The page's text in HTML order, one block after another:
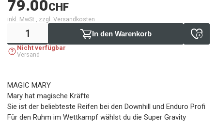
79.00CHF
inkl. MwSt., zzgl. Versandkosten
In den Warenkorb
Nicht verfügbar
Versand
MAGIC MARY
Mary hat magische Kräfte
Sie ist der beliebteste Reifen bei den Downhill und Enduro Profi
Für den Ruhm im Wettkampf wählst du die Super Gravity